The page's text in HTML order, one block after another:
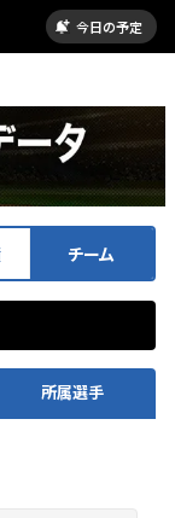
今日の予定
チーム
所属選手